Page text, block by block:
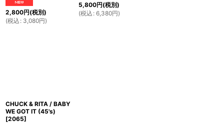
2,800円(税別)
(税込 : 3,080円)
5,800円(税別)
(税込 : 6,380円)
CHUCK & RITA / BABY
WE GOT IT (45's)
[2065]